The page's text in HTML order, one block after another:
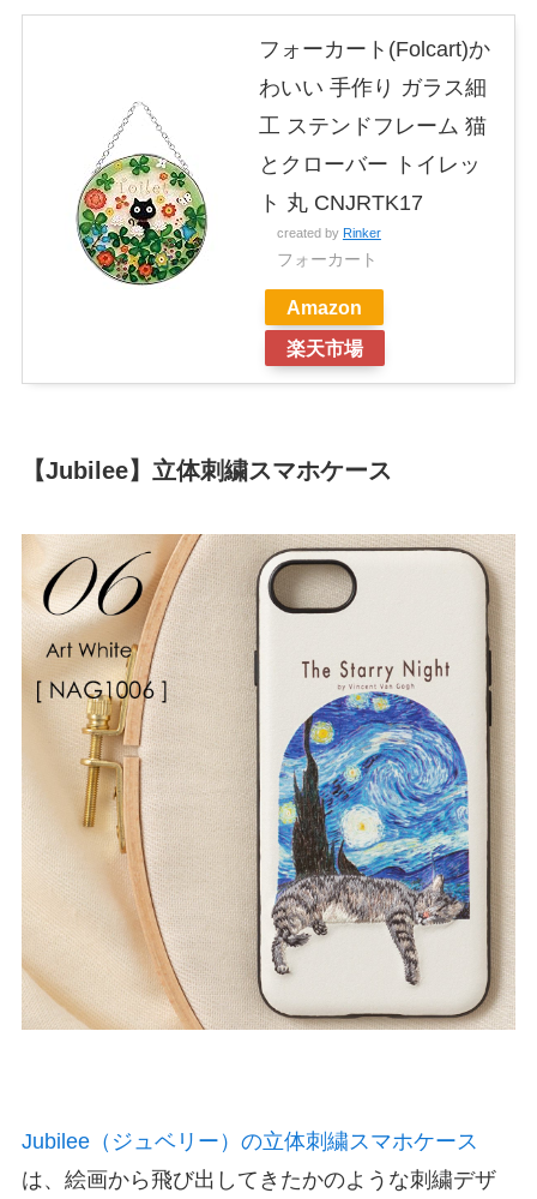
フォーカート(Folcart)か
わいい 手作り ガラス細
工 ステンドフレーム 猫
とクローバー トイレッ
ト 丸 CNJRTK17
created by Rinker
フォーカート
Amazon
楽天市場
【Jubilee】立体刺繍スマホケース
Jubilee（ジュベリー）の立体刺繍スマホケース
は、絵画から飛び出してきたかのような刺繍デザ